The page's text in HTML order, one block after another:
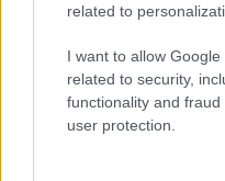
related to
I want to allow
related to security,
functionality and
user protection.